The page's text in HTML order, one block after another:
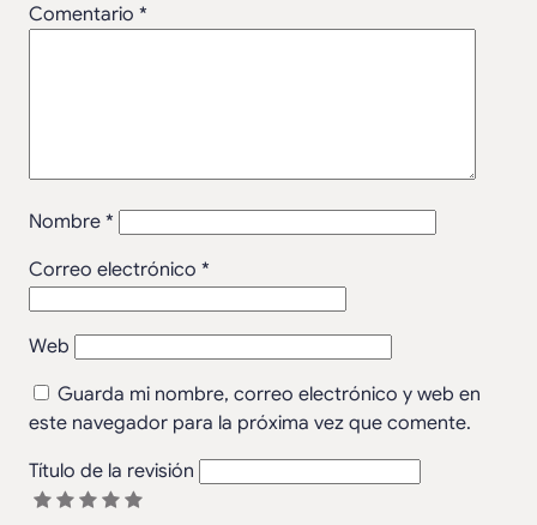
Comentario *
Nombre *
Correo electrónico *
Web
Guarda mi nombre, correo electrónico y web en
este navegador para la próxima vez que comente.
Título de la revisión